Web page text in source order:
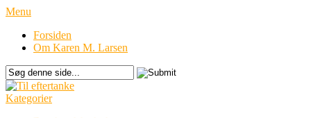
Menu
Forsiden
Om Karen M. Larsen
Kategorier